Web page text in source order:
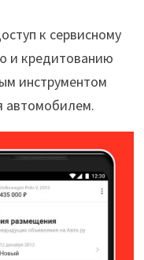
к сервисному
и кредитованию
инструментом
автомобилем.